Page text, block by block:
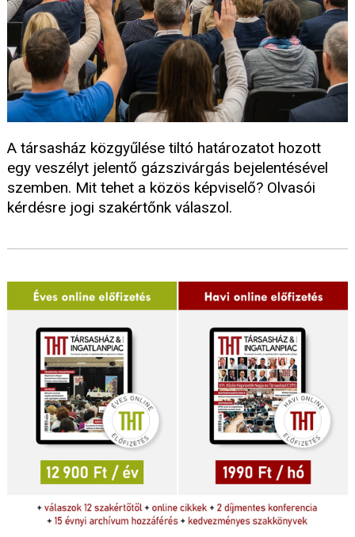
A társasház közgyűlése tiltó határozatot hozott
egy veszélyt jelentő gázszivárgás bejelentésével
szemben. Mit tehet a közös képviselő? Olvasói
kérdésre jogi szakértőnk válaszol.